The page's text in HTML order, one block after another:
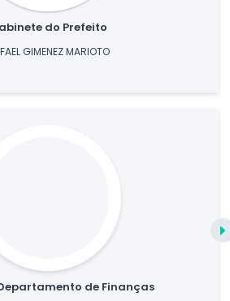
do Prefeito
GIMENEZ MARIOTO
de Finanças